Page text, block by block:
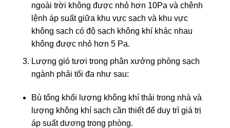
ngoài trời không được nhỏ hơn 10Pa và chênh
lệnh áp suất giữa khu vực sạch và khu vực
không sạch có độ sạch không khí khác nhau
không được nhỏ hơn 5 Pa.
Lượng gió tươi trong phân xưởng phòng sạch
ngành phải tối đa như sau:
Bù tổng khối lượng không khí thải trong nhà và
lượng không khí sạch cần thiết để duy trì giá trị
áp suất dương trong phòng.